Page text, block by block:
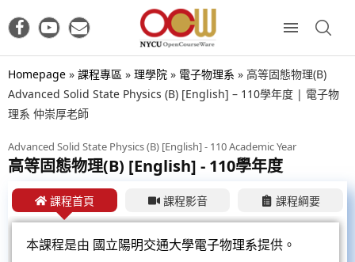
Homepage » 課程專區 » 理學院 » 電子物理系 » 高等固態物理(B)
Advanced Solid State Physics (B) [English] – 110學年度 | 電子物
理系 仲崇厚老師
Advanced Solid State Physics (B) [English] - 110 Academic Year
高等固態物理(B) [English] - 110學年度
課程首頁 課程影音 課程綱要
本課程是由 國立陽明交通大學電子物理系提供。